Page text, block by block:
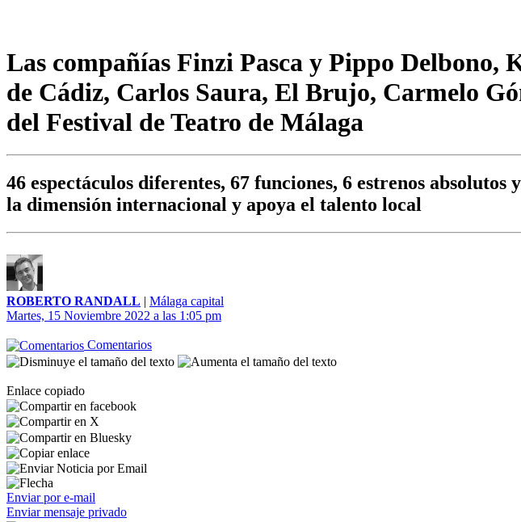
Las compañías Finzi Pasca y Pippo
de Cádiz, Carlos Saura, El Brujo, Carmelo
del Festival de Teatro de Málaga
46 espectáculos diferentes, 67 funciones, 6 estrenos
la dimensión internacional y apoya el talento local
ROBERTO RANDALL | Málaga capital
Martes, 15 Noviembre 2022 a las 1:05 pm
Comentarios
Enlace copiado
Enviar por e-mail
Enviar mensaje privado